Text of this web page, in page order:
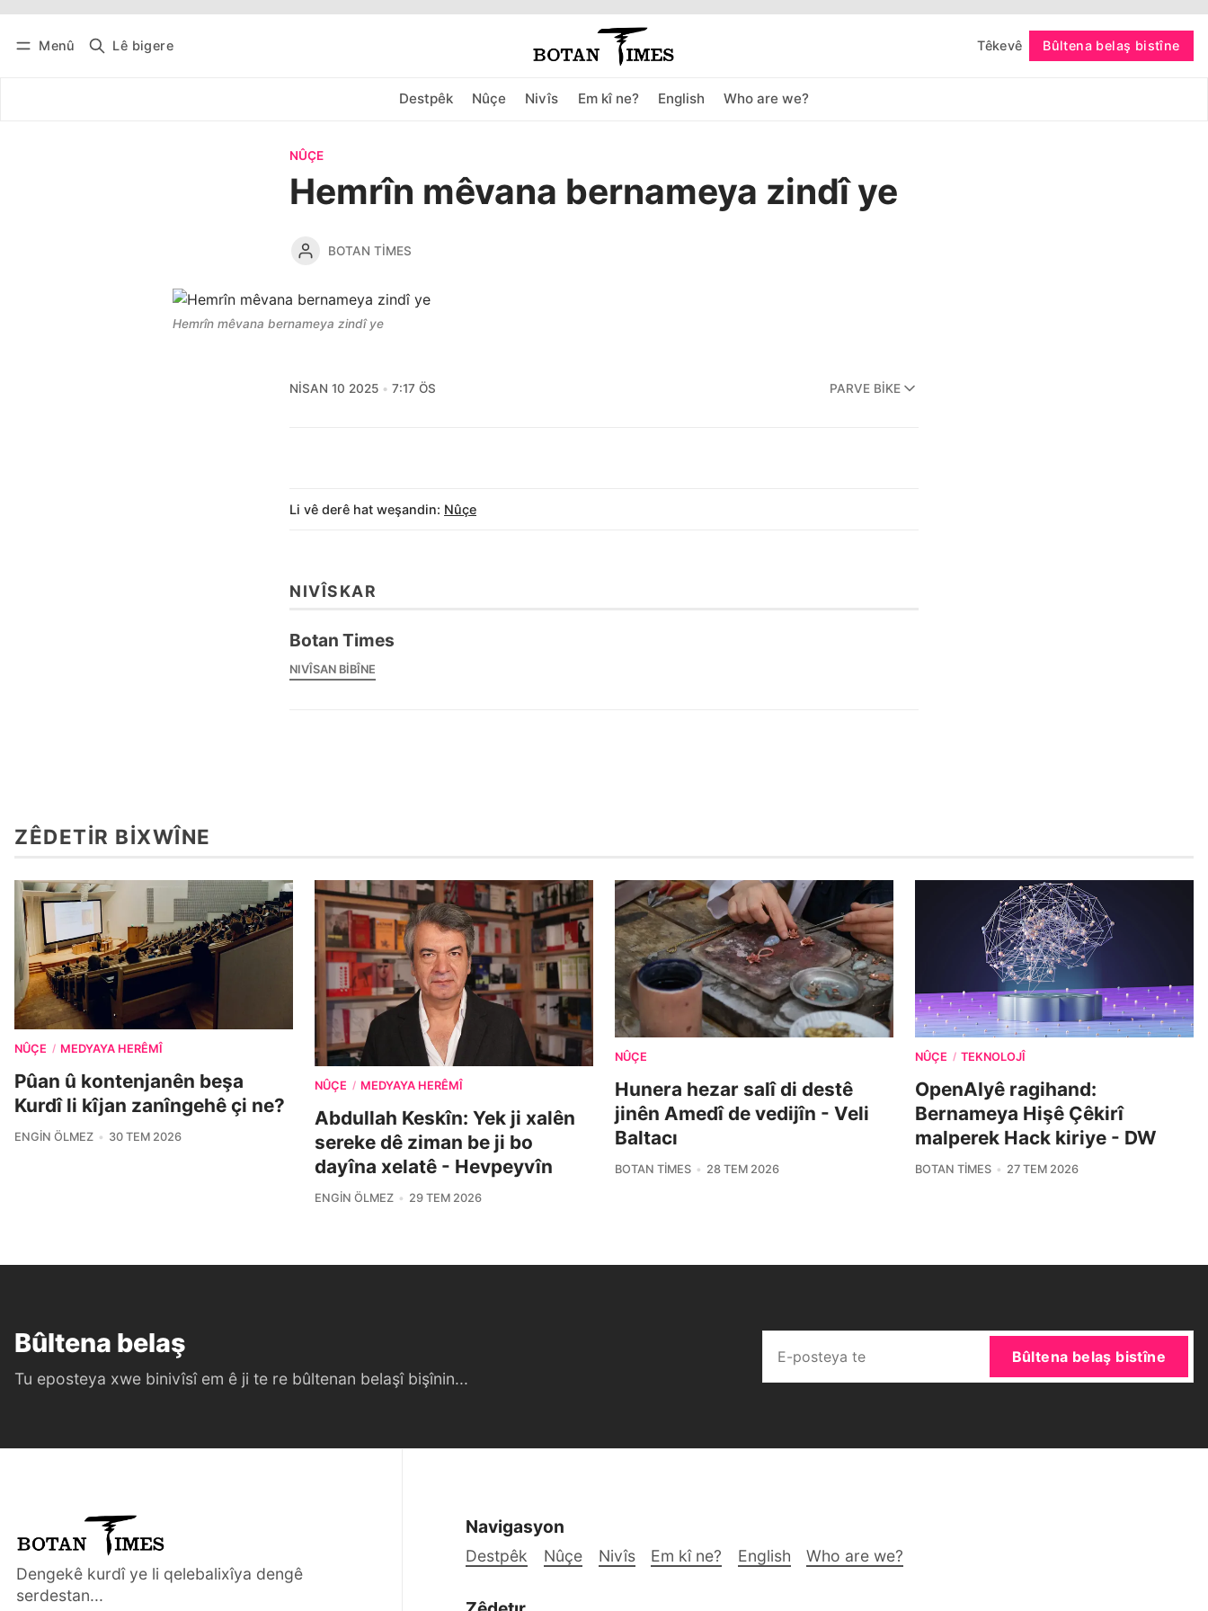
Menû Lê bigere Têkevê Bûltena belaş bistîne
Destpêk Nûçe Nivîs Em kî ne? English Who are we?
Têkevê Bûltena belaş bistîne bişopîne
NÛÇE
Hemrîn mêvana bernameya zindî ye
BOTAN TIMES
Hemrîn mêvana bernameya zindî ye
NISAN 10 2025 7:17 ÖS PARVE BIKE
Li vê derê hat weşandin: Nûçe
NIVÎSKAR
Botan Times
NIVÎSAN BIBÎNE
ZÊDETIR BIXWÎNE
NÛÇE / MEDYAYA HERÊMÎ
Pûan û kontenjanên beşa
Kurdî li kîjan zanîngehê çi ne?
ENGIN ÖLMEZ 30 TEM 2026
NÛÇE / MEDYAYA HERÊMÎ
Abdullah Keskîn: Yek ji xalên
sereke dê ziman be ji bo
dayîna xelatê - Hevpeyvîn
ENGIN ÖLMEZ 29 TEM 2026
NÛÇE
Hunera hezar salî di destê
jinên Amedî de vedijîn - Veli
Baltacı
BOTAN TIMES 28 TEM 2026
NÛÇE / TEKNOLOJÎ
OpenAIyê ragihand:
Bernameya Hişê Çêkirî
malperek Hack kiriye - DW
BOTAN TIMES 27 TEM 2026
Bûltena belaş
Tu eposteya xwe binivîsî em ê ji te re bûltenan belaşî bişînin...
Bûltena belaş bistîne
Dengekê kurdî ye li qelebalixîya dengê
serdestan...
Navigasyon
Destpêk Nûçe Nivîs Em kî ne? English Who are we?